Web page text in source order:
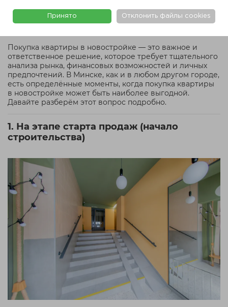
Принято Отклонить файлы cookies
8. Когда есть возможность купить квартиру с
инвестиционной целью
Покупка квартиры в новостройке — это важное и
ответственное решение, которое требует тщательного
анализа рынка, финансовых возможностей и личных
предпочтений. В Минске, как и в любом другом городе,
есть определённые моменты, когда покупка квартиры
в новостройке может быть наиболее выгодной.
Давайте разберём этот вопрос подробно.
1. На этапе старта продаж (начало
строительства)